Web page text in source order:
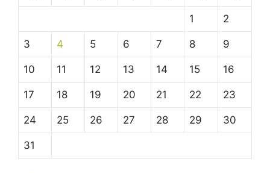
1 2
3 4 5 6 7 8 9
10 11 12 13 14 15 16
17 18 19 20 21 22 23
24 25 26 27 28 29 30
31